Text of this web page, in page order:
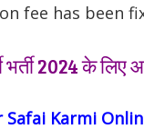
fee has been
भर्ती 2024 के
Karmi